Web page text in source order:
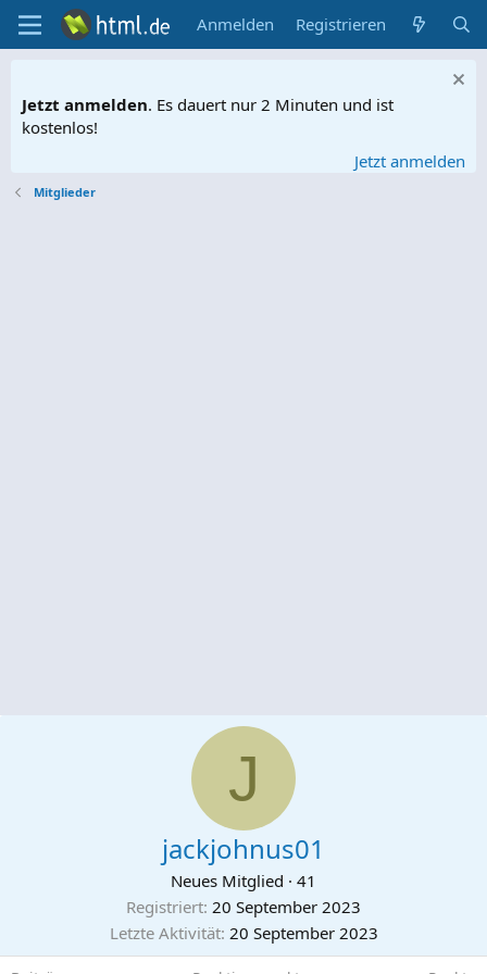
Anmelden Registrieren
Jetzt anmelden. Es dauert nur 2 Minuten und ist
kostenlos!
Jetzt anmelden
Mitglieder
J
jackjohnus01
Neues Mitglied · 41
Registriert 20 September 2023
Letzte Aktivität 20 September 2023